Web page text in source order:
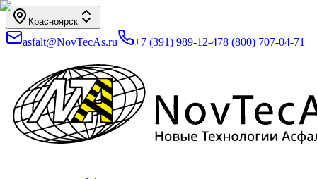
Красноярск
asfalt@NovTecAs.ru +7 (391) 989-12-478 (800) 707-04-71